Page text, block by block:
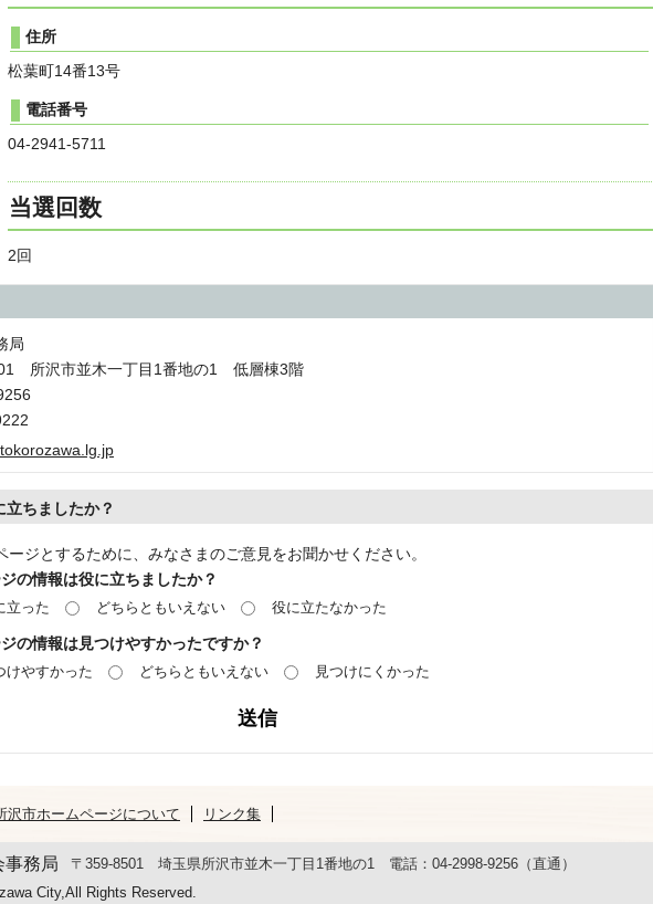
住所
松葉町14番13号
電話番号
04-2941-5711
当選回数
2回
局
所沢市並木一丁目1番地の1 低層棟3階
立ちましたか？
ージとするために、みなさまのご意見をお聞かせください。
の情報は役に立ちましたか？
立った どちらともいえない 役に立たなかった
の情報は見つけやすかったですか？
けやすかった どちらともいえない 見つけにくかった
沢市ホームページについて リンク集
事務局
〒359-8501 埼玉県所沢市並木一丁目1番地の1 電話：04-2998-9256（直通）
City,All Rights Reserved.